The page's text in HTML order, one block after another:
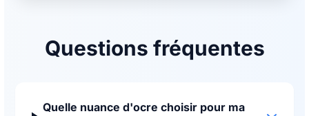
Questions fréquentes
Quelle nuance d'ocre choisir pour ma